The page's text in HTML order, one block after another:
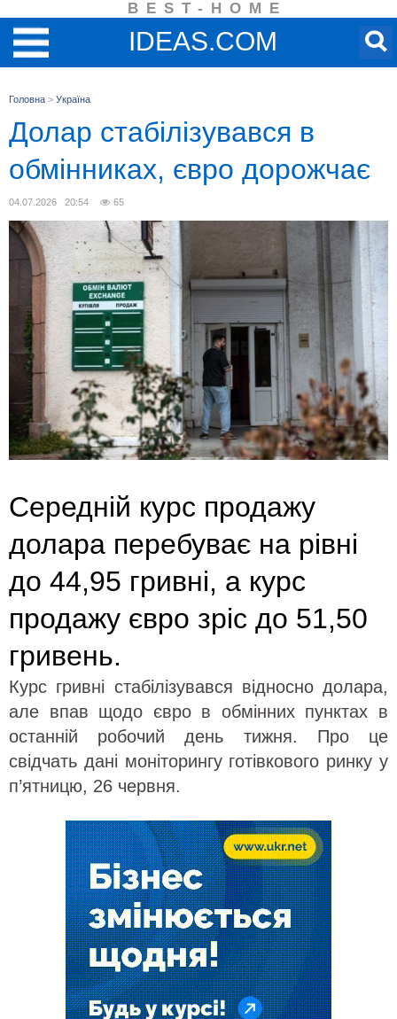
BEST-HOME
IDEAS.COM
Головна > Україна
Долар стабілізувався в
обмінниках, євро дорожчає
04.07.2026 20:54 65
Середній курс продажу
долара перебуває на рівні
до 44,95 гривні, а курс
продажу євро зріс до 51,50
гривень.
Курс гривні стабілізувався відносно долара,
але впав щодо євро в обмінних пунктах в
останній робочий день тижня. Про це
свідчать дані моніторингу готівкового ринку у
п’ятницю, 26 червня.